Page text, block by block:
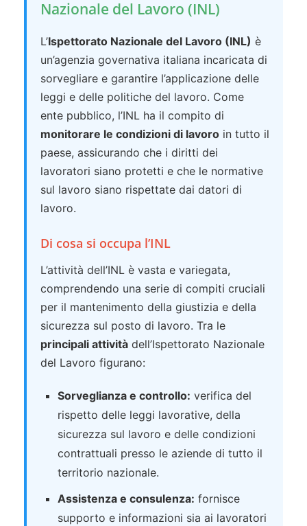
Nazionale del Lavoro (INL)
L’Ispettorato Nazionale del Lavoro (INL) è
un’agenzia governativa italiana incaricata di
sorvegliare e garantire l’applicazione delle
leggi e delle politiche del lavoro. Come
ente pubblico, l’INL ha il compito di
monitorare le condizioni di lavoro in tutto il
paese, assicurando che i diritti dei
lavoratori siano protetti e che le normative
sul lavoro siano rispettate dai datori di
lavoro.
Di cosa si occupa l’INL
L’attività dell’INL è vasta e variegata,
comprendendo una serie di compiti cruciali
per il mantenimento della giustizia e della
sicurezza sul posto di lavoro. Tra le
principali attività dell’Ispettorato Nazionale
del Lavoro figurano:
Sorveglianza e controllo: verifica del
rispetto delle leggi lavorative, della
sicurezza sul lavoro e delle condizioni
contrattuali presso le aziende di tutto il
territorio nazionale.
Assistenza e consulenza: fornisce
supporto e informazioni sia ai lavoratori